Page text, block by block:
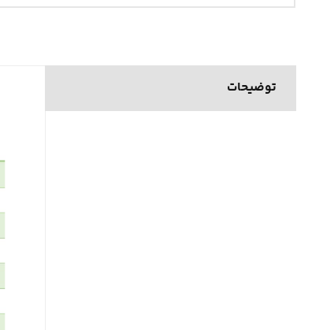
توضیحات